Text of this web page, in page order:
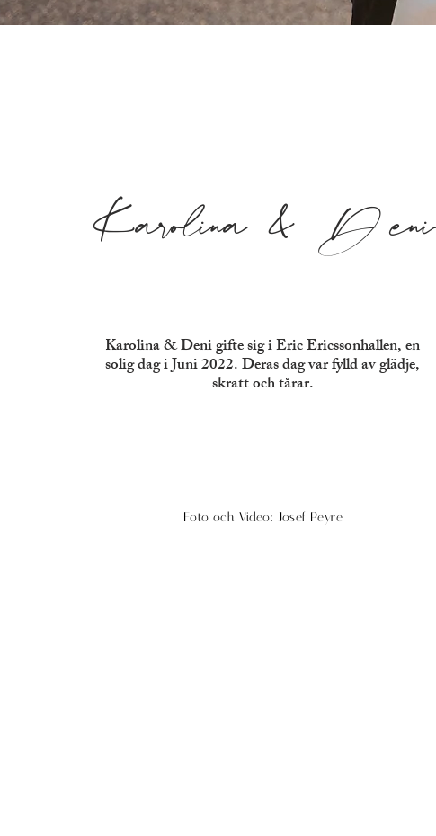
Foto och Video: Josef Peyre
Karolina & Deni
Karolina & Deni gifte sig i Eric Ericssonhallen, en
solig dag i Juni 2022. Deras dag var fylld av glädje,
skratt och tårar.